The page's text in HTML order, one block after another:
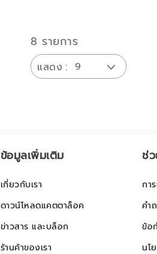
8 รายการ
แสดง
ข้อมูลเพิ่มเติม
เกี่ยวกับเรา
ดาวน์โหลดแคตตาล็อค
ข่าวสาร และบล็อก
ร้านค้าของเรา
ช่
กา
คำ
ข้อ
นโ